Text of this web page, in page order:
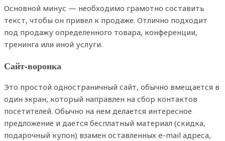
Основной минус — необходимо грамотно составить
текст, чтобы он привел к продаже. Отлично подходит
под продажу определенного товара, конференции,
тренинга или иной услуги.
Сайт-воронка
Это простой одностраничный сайт, обычно вмещается в
один экран, который направлен на сбор контактов
посетителей. Обычно на нем делается интересное
предложение и дается бесплатный материал (скидка,
подарочный купон) взамен оставленных e-mail адреса,